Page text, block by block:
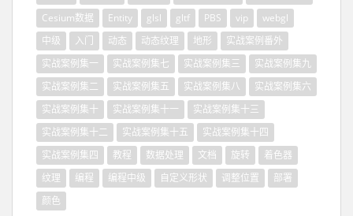
Cesium数据
Entity glsl gltf PBS vip
webgl
中级
入门 动态 动态纹理 地形
实战案例番外
实战案例集一
实战案例集七 实战案例集三
实战案例集九
实战案例集二
实战案例集五 实战案例集八
实战案例集六
实战案例集十
实战案例集十一
实战案例集十三
实战案例集十二
实战案例集十五
实战案例集十四
实战案例集四
教程 数据处理 文档 旋转
着色器
纹理
编程 编程中级 自定义形状 调整位置
部署
颜色